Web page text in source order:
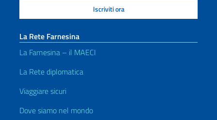
La Rete Farnesina
La Farnesina – il MAECI
La Rete diplomatica
Viaggiare sicuri
Dove siamo nel mondo